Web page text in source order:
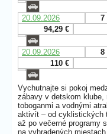
20.09.2026 7
94,29 €
20.09.2026 8
110 €
Vychutnajte si pokoj
zábavy v detskom klube,
toboganmi a vodnými
aktivít – od cyklistických
až po večerné programy
na vyhradených